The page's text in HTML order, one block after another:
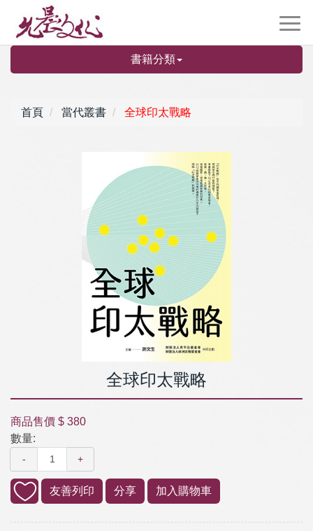
書籍分類
首頁 當代叢書 全球印太戰略
全球印太戰略
商品售價 $ 380
數量:
- +
友善列印 分享 加入購物車